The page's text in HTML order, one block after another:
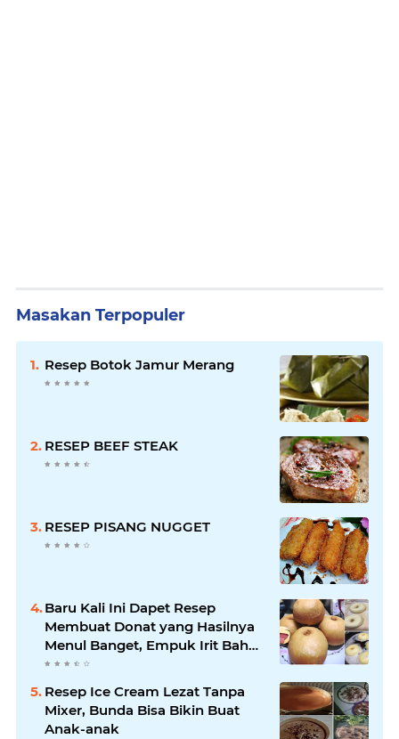
Masakan Terpopuler
Resep Botok Jamur Merang
RESEP BEEF STEAK
RESEP PISANG NUGGET
Baru Kali Ini Dapet Resep
Membuat Donat yang Hasilnya
Menul Banget, Empuk Irit Bahan
!
Resep Ice Cream Lezat Tanpa
Mixer, Bunda Bisa Bikin Buat
Anak-anak